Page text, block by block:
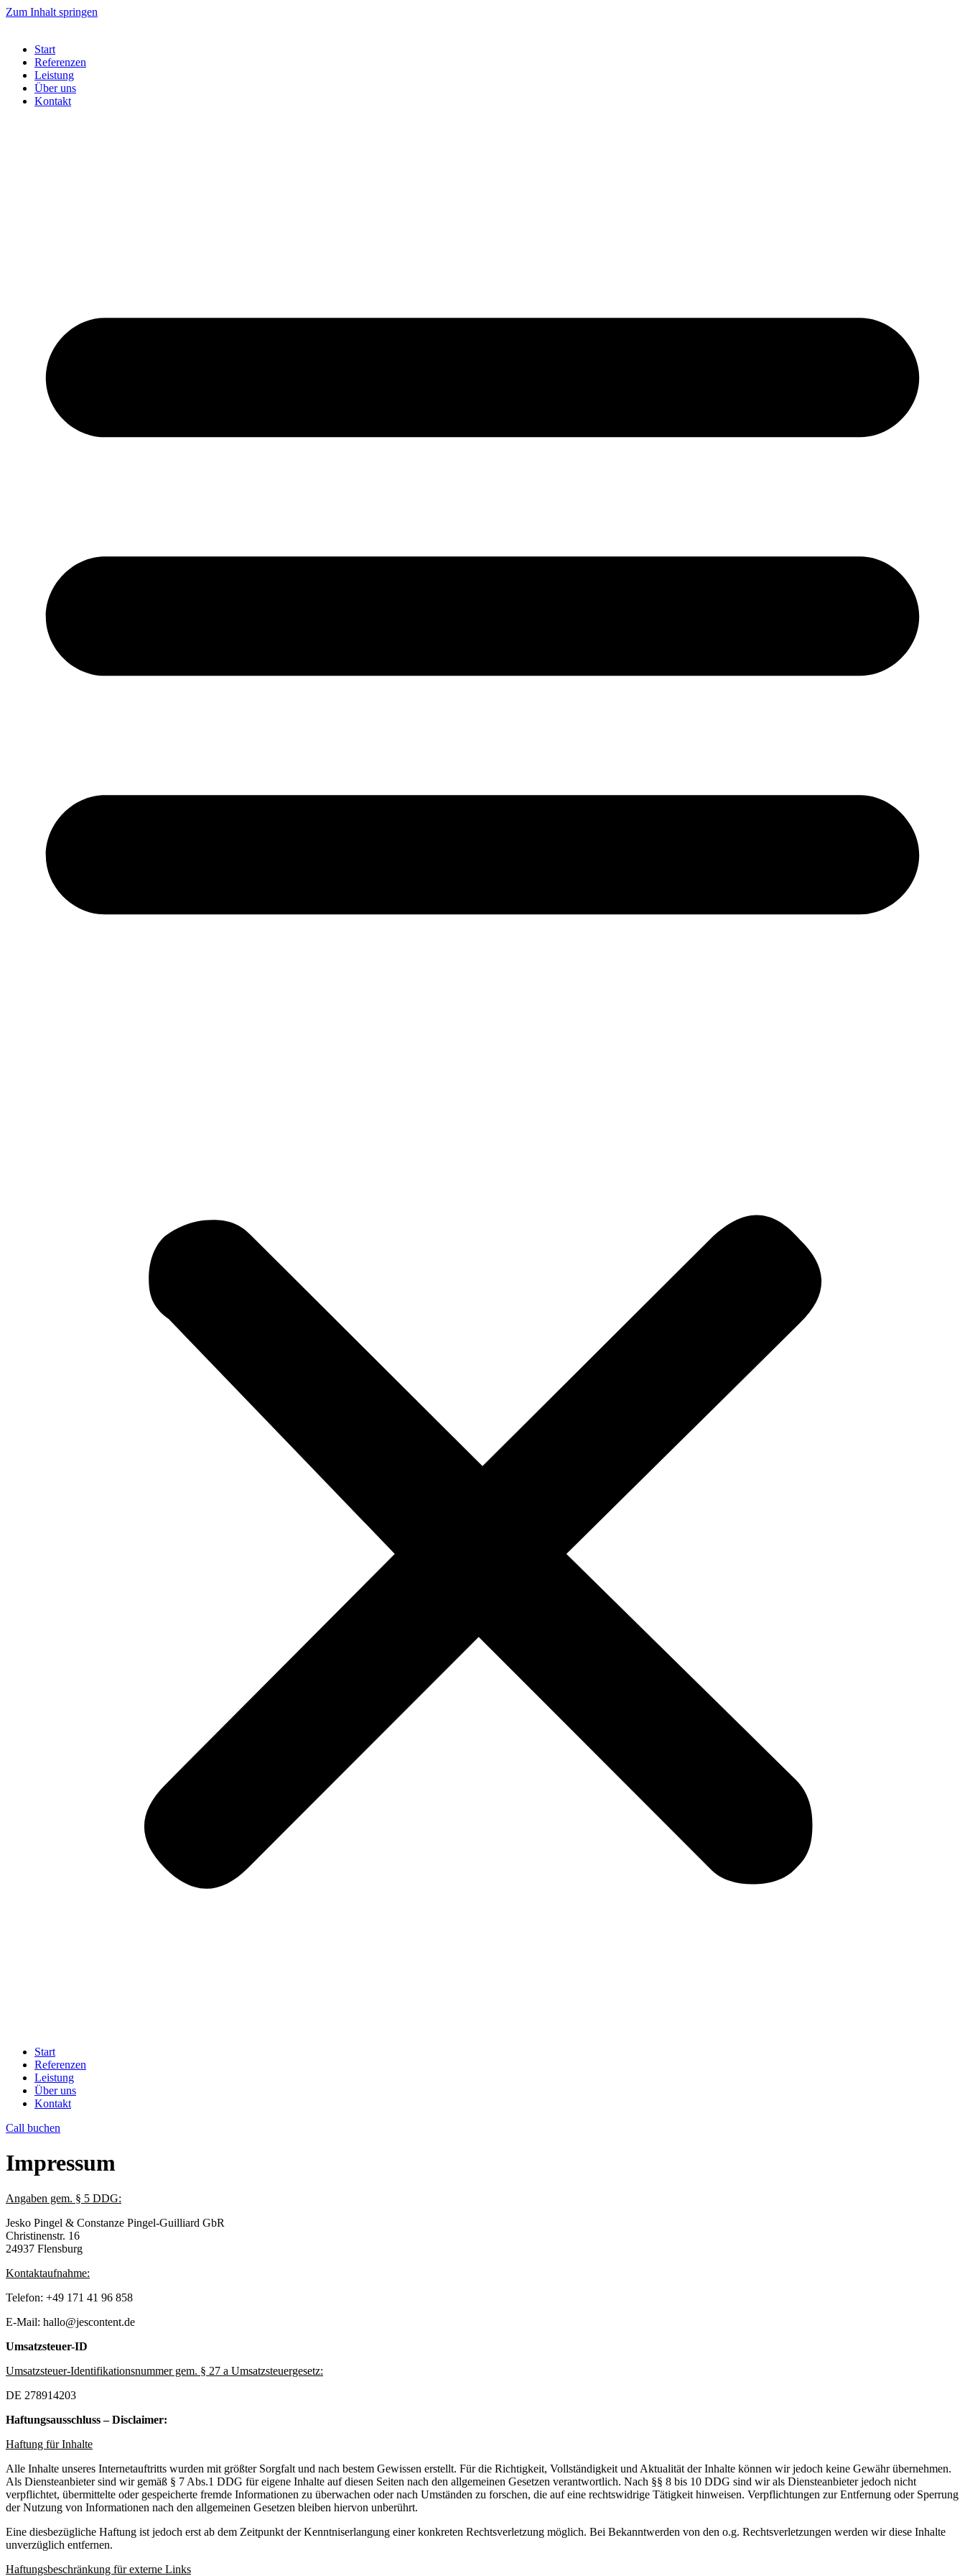
Zum Inhalt springen
Start
Referenzen
Leistung
Über uns
Kontakt
Start
Referenzen
Leistung
Über uns
Kontakt
Call buchen
Impressum
Angaben gem. § 5 DDG:
Jesko Pingel & Constanze Pingel-Guilliard GbR
Christinenstr. 16
24937 Flensburg
Kontaktaufnahme:
Telefon: +49 171 41 96 858
E-Mail: hallo@jescontent.de
Umsatzsteuer-ID
Umsatzsteuer-Identifikationsnummer gem. § 27 a Umsatzsteuergesetz:
DE 278914203
Haftungsausschluss – Disclaimer:
Haftung für Inhalte
Alle Inhalte unseres Internetauftritts wurden mit größter Sorgfalt und nach bestem Gewissen erstellt. Für die Richtigkeit, Vollständigkeit und Aktualität der Inhalte können wir jedoch keine Gewähr übernehmen.
Als Diensteanbieter sind wir gemäß § 7 Abs.1 DDG für eigene Inhalte auf diesen Seiten nach den allgemeinen Gesetzen verantwortlich. Nach §§ 8 bis 10 DDG sind wir als Diensteanbieter jedoch nicht
verpflichtet, übermittelte oder gespeicherte fremde Informationen zu überwachen oder nach Umständen zu forschen, die auf eine rechtswidrige Tätigkeit hinweisen. Verpflichtungen zur Entfernung oder Sperrung
der Nutzung von Informationen nach den allgemeinen Gesetzen bleiben hiervon unberührt.
Eine diesbezügliche Haftung ist jedoch erst ab dem Zeitpunkt der Kenntniserlangung einer konkreten Rechtsverletzung möglich. Bei Bekanntwerden von den o.g. Rechtsverletzungen werden wir diese Inhalte
unverzüglich entfernen.
Haftungsbeschränkung für externe Links